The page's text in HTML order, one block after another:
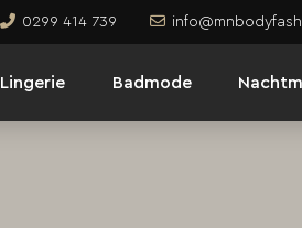
0299 414 739
Lingerie Badmode